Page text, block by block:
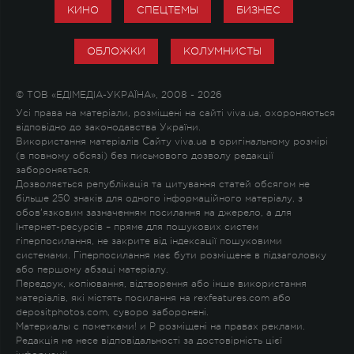
КИНО СПЕЦТЕМЫ БИЗНЕС
ОБЛОЖКИ КОЛУМНИСТЫ
© ТОВ «ЕДІМЕДІА-УКРАЇНА», 2008 - 2026
Усі права на матеріали, розміщені на сайті viva.ua, охороняються
відповідно до законодавства України.
Використання матеріалів Сайту viva.ua в оригінальному розмірі
(в повному обсязі) без письмового дозволу редакції
забороняється.
Дозволяється републікація та цитування статей обсягом не
більше 250 знаків для одного інформаційного матеріалу, з
обов'язковим зазначенням посилання на джерело, а для
Інтернет-ресурсів – пряме для пошукових систем
гіперпосилання, не закрите від індексації пошуковими
системами. Гіперпосилання має бути розміщене в підзаголовку
або першому абзаці матеріалу.
Передрук, копіювання, відтворення або інше використання
матеріалів, які містять посилання на rexfeatures.com або
depositphotos.com, суворо заборонені.
Материалы с пометками! и P розміщені на правах реклами.
Редакція не несе відповідальності за достовірність цієї